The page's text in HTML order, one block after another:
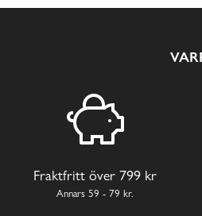
Fraktfritt över 799 kr
Annars 59 - 79 kr.